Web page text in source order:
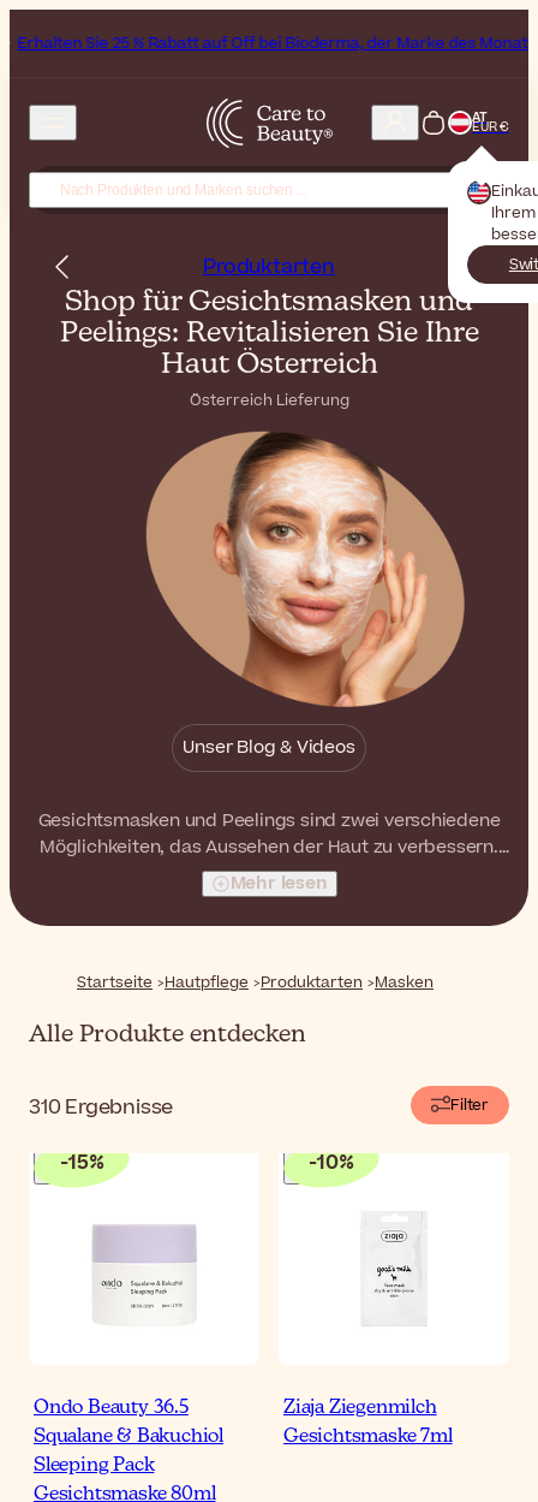
Rabatt auf Off bei Bioderma, der Marke des Monats All Beauty
AT
EUR €
Produktarten
Shop für Gesichtsmasken und
Peelings: Revitalisieren Sie Ihre
Haut Österreich
Österreich Lieferung
Unser Blog & Videos
Gesichtsmasken und Peelings sind zwei verschiedene
Möglichkeiten, das Aussehen der Haut zu verbessern.
Masken bieten intensive Hautbehandlungen, während
Peelings das Hautbild verfeinern. Finden Sie in unserer
großen Auswahl die Produkte, die Ihren Bedürfnissen
Mehr lesen
Startseite Hautpflege Produktarten Masken
Alle Produkte entdecken
310 Ergebnisse Filter
-15%
Ondo Beauty 36.5
Squalane & Bakuchiol
Sleeping Pack
Gesichtsmaske 80ml
-10%
Ziaja Ziegenmilch
Gesichtsmaske 7ml